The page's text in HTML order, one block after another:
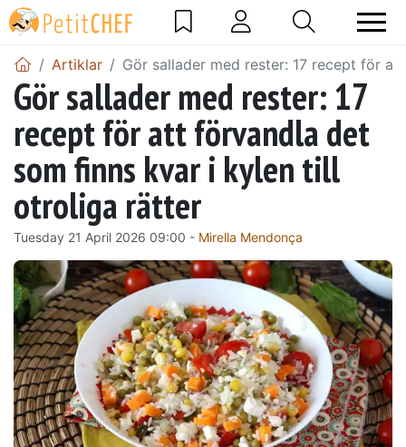
Artiklar Gör sallader med rester: 17 recept för
Gör sallader med rester: 17
recept för att förvandla det
som finns kvar i kylen till
otroliga rätter
Tuesday 21 April 2026 09:00 - Mirella Mendonça